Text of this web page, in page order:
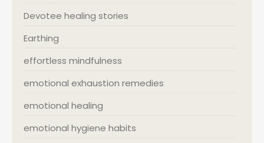
Devotee healing stories
Earthing
effortless mindfulness
emotional exhaustion remedies
emotional healing
emotional hygiene habits